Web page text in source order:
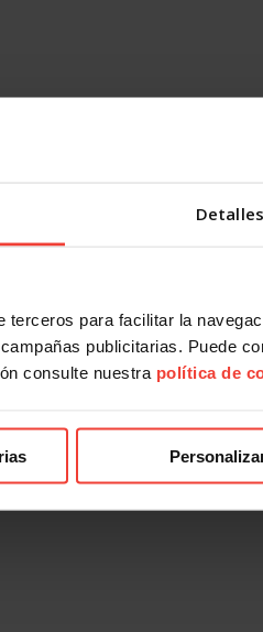
Detalles
terceros para facilitar la
publicitarias. Puede
consulte nuestra política de